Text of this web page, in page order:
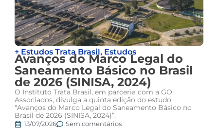
+ Estudos Trata Brasil, Estudos
Avanços do Marco Legal do
Saneamento Básico no Brasil
de 2026 (SINISA, 2024)
O Instituto Trata Brasil, em parceria com a GO
Associados, divulga a quinta edição do estudo
“Avanços do Marco Legal do Saneamento Básico no
Brasil de 2026 (SINISA, 2024)”.
13/07/2026 Sem comentários